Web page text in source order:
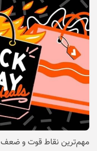
مهم‌ترین نقاط قوت و ضعف Black Friday عبارتند از: